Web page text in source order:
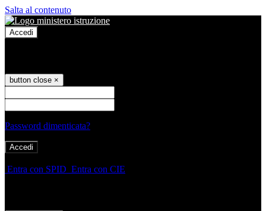
Salta al contenuto
Accedi
button close ×
Password dimenticata?
Entra con SPID Entra con CIE